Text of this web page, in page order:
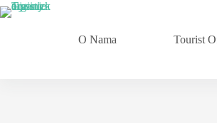
Skip
to
O Nama Tourist